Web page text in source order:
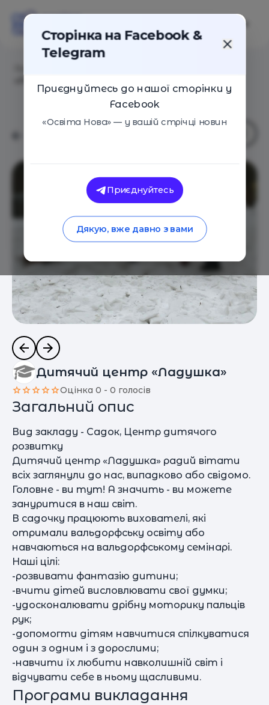
Дитячий центр «Ладушка»
Оцінка 0 - 0 голосів
Загальний опис
Вид закладу - Садок, Центр дитячого
розвитку
Дитячий центр «Ладушка» радий вітати
всіх заглянули до нас, випадково або свідомо.
Головне - ви тут! А значить - ви можете
зануритися в наш світ.
В садочку працюють вихователі, які
отримали вальдорфську освіту або
навчаються на вальдорфському семінарі.
Наші цілі:
-розвивати фантазію дитини;
-вчити дітей висловлювати свої думки;
-удосконалювати дрібну моторику пальців
рук;
-допомогти дітям навчитися спілкуватися
один з одним і з дорослими;
-навчити їх любити навколишній світ і
відчувати себе в ньому щасливими.
Програми викладання
Сторінка на Facebook &
Telegram
Приєднуйтесь до нашої сторінки у
Facebook
«Освіта Нова» — у вашій стрічці новин
Приєднуйтесь
Дякую, вже давно з вами